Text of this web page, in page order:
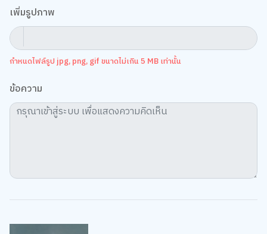
เพิ่มรูปภาพ
กำหนดไฟล์รูป jpg, png, gif ขนาดไม่เกิน 5 MB เท่านั้น
ข้อความ